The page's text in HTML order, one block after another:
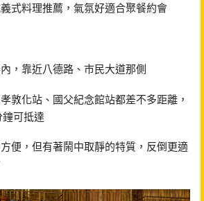
式料理推薦，氣氛好適合聚餐約會
，靠近八德路、市民大道那側
敦化站、國父紀念館站都差不多距離，
可抵達
便，但有著鬧中取靜的特質，反倒更適